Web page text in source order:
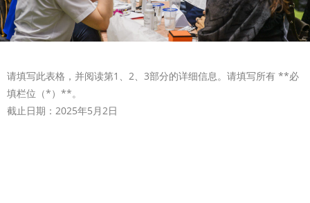
请填写此表格，并阅读第1、2、3部分的详细信息。请填写所有 **必
填栏位（*）**。
截止日期：2025年5月2日